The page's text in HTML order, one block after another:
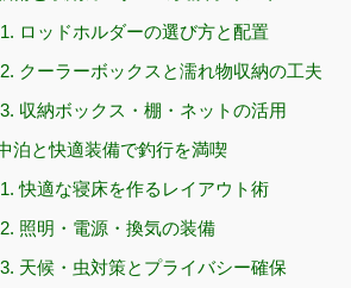
ロッドホルダーの選び方と配置
クーラーボックスと濡れ物収納の工夫
収納ボックス・棚・ネットの活用
泊と快適装備で釣行を満喫
快適な寝床を作るレイアウト術
照明・電源・換気の装備
天候・虫対策とプライバシー確保